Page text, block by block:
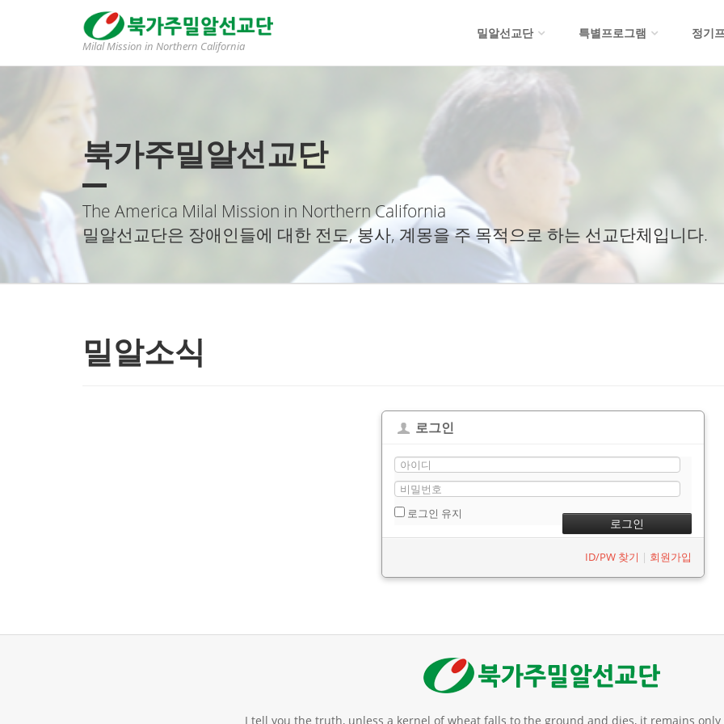
Milal Mission in Northern California
밀알선교단 특별프로그램 정기
북가주밀알선교단
The America Milal Mission in Northern California
밀알선교단은 장애인들에 대한 전도, 봉사, 계몽을 주 목적으로 하는 선교단체입니다.
밀알소식
로그인
로그인 유지
ID/PW 찾기 | 회원가입
I tell you the truth, unless a kernel of wheat falls to the ground and dies, it remains